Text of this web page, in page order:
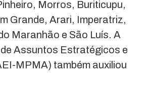
Morros, Buriticupu,
Grande, Arari, Imperatriz,
Maranhão e São Luís. A
Assuntos Estratégicos e
MPMA) também auxiliou